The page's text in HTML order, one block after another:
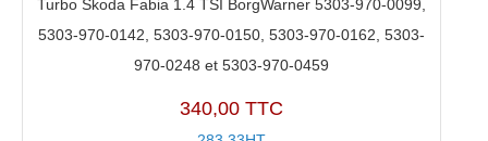
Turbo Skoda Fabia 1.4 TSI BorgWarner 5303-970-0099,
5303-970-0142, 5303-970-0150, 5303-970-0162, 5303-
970-0248 et 5303-970-0459
340,00 TTC